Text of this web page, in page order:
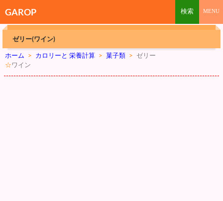
GAROP
ゼリー(ワイン)
ホーム > カロリーと 栄養計算 > 菓子類 > ゼリー
☆ワイン